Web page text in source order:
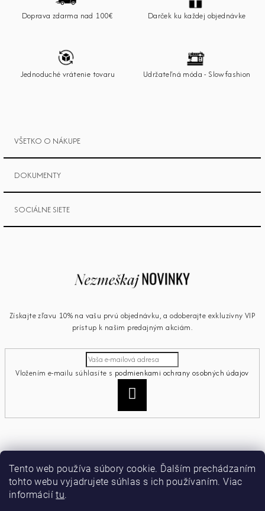
Tento web používa súbory cookie. Ďalším prechádzaním
tohto webu vyjadrujete súhlas s ich používaním. Viac
informáciítu.
Doprava zdarma nad 100€ Darček ku každej objednávke
Jednoduché vrátenie tovaru Udržateľná móda - Slowfashion
VŠETKO O NÁKUPE
DOKUMENTY
SOCIÁLNE SIETE
Získajte zľavu 10% na vašu prvú objednávku, a odoberajte exkluzívny VIP
prístup k našim predajným akciám.
Vložením e-mailu súhlasíte s podmienkami ochrany osobných údajov
Ako nakupovať
Obchodné podmienky